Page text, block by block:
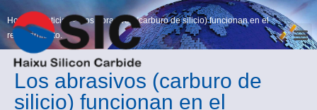
Home Noticias> Los abrasivos (carburo de silicio) funcionan en el
recubrimiento.
Los abrasivos (carburo de
silicio) funcionan en el